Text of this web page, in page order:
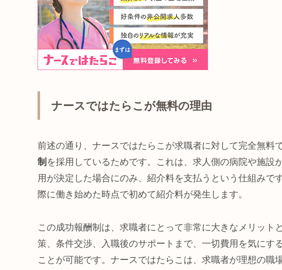
ナースではたらこが無料の理由
前述の通り、ナースではたらこが求職者に対して完全無料
制 を採用しているためです。これは、求人側の病院や施設
用が決定した場合にのみ、紹介料を支払うという仕組みで
際に働き始めた時点で初めて紹介料が発生します。
この成功報酬制は、求職者にとって非常に大きなメリット
策、条件交渉、入職後のサポートまで、一切費用を気にす
ことが可能です。ナースではたらこは、求職者が理想の職